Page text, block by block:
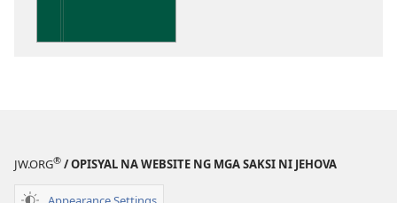
JW.ORG® / OPISYAL NA WEBSITE NG MGA SAKSI NI JEHOVA